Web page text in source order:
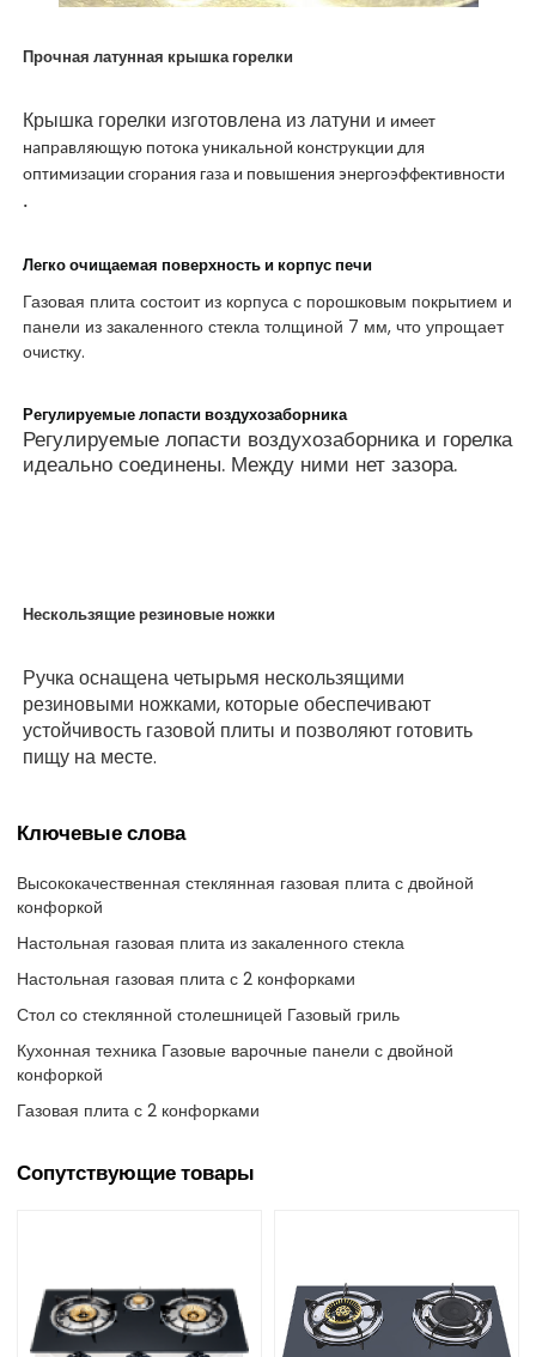
Прочная латунная крышка горелки
Крышка горелки изготовлена из латуни и имеет
направляющую потока уникальной конструкции для
оптимизации сгорания газа и повышения энергоэффективности
.
Легко очищаемая поверхность и корпус печи
Газовая плита состоит из корпуса с порошковым покрытием и
панели из закаленного стекла толщиной 7 мм, что упрощает
очистку.
Регулируемые лопасти воздухозаборника
Регулируемые лопасти воздухозаборника и горелка
идеально соединены. Между ними нет зазора.
Нескользящие резиновые ножки
Ручка оснащена четырьмя нескользящими
резиновыми ножками, которые обеспечивают
устойчивость газовой плиты и позволяют готовить
пищу на месте.
Ключевые слова
Высококачественная стеклянная газовая плита с двойной
конфоркой
Настольная газовая плита из закаленного стекла
Настольная газовая плита с 2 конфорками
Стол со стеклянной столешницей Газовый гриль
Кухонная техника Газовые варочные панели с двойной
конфоркой
Газовая плита с 2 конфорками
Сопутствующие товары